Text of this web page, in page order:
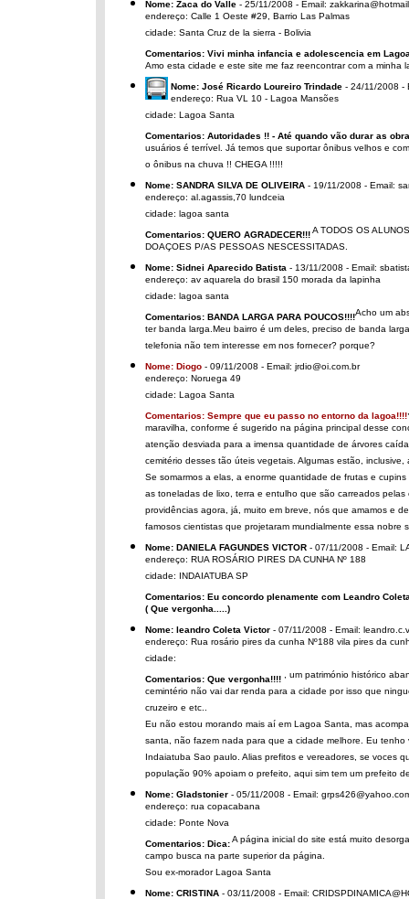
Nome: Zaca do Valle - 25/11/2008 - Email:
endereço: Calle 1 Oeste #29, Barrio Las Palmas
cidade: Santa Cruz de la sierra - Bolivia
Comentarios: Vivi minha infancia e adolescencia em
Amo esta cidade e este site me faz reencontrar com a
Nome: José Ricardo Loureiro Trindade - 24/11/2008 -
endereço: Rua VL 10 - Lagoa Mansões
cidade: Lagoa Santa
Comentarios: Autoridades !! - Até quando vão durar as
usuários é terrível. Já temos que suportar ônibus velhos e
o ônibus na chuva !! CHEGA !!!!!
Nome: SANDRA SILVA DE OLIVEIRA - 19/11/2008 - Email:
endereço: al.agassis,70 lundceia
cidade: lagoa santa
Comentarios: QUERO AGRADECER!!!A TODOS OS
DOAÇOES P/AS PESSOAS NESCESSITADAS.
Nome: Sidnei Aparecido Batista - 13/11/2008 - Email:
endereço: av aquarela do brasil 150 morada da lapinha
cidade: lagoa santa
Comentarios: BANDA LARGA PARA POUCOS!!!!Acho um
ter banda larga.Meu bairro é um deles, preciso de banda
telefonia não tem interesse em nos fornecer? porque?
Nome: Diogo - 09/11/2008 - Email: jrdio@oi.com.br
endereço: Noruega 49
cidade: Lagoa Santa
Comentarios: Sempre que eu passo no entorno da lagoa!!!!
maravilha, conforme é sugerido na página principal desse
atenção desviada para a imensa quantidade de árvores
cemitério desses tão úteis vegetais. Algumas estão,
Se somarmos a elas, a enorme quantidade de frutas e
as toneladas de lixo, terra e entulho que são carreados
providências agora, já, muito em breve, nós que amamos e
famosos cientistas que projetaram mundialmente essa nobre
Nome: DANIELA FAGUNDES VICTOR - 07/11/2008 - Email:
endereço: RUA ROSÁRIO PIRES DA CUNHA Nº 188
cidade: INDAIATUBA SP
Comentarios: Eu concordo plenamente com Leandro
( Que vergonha.....)
Nome: leandro Coleta Victor - 07/11/2008 - Email:
endereço: Rua rosário pires da cunha Nº188 vila pires da
cidade:
Comentarios: Que vergonha!!!! , um património histórico
cemintério não vai dar renda para a cidade por isso que
cruzeiro e etc..
Eu não estou morando mais aí em Lagoa Santa, mas
santa, não fazem nada para que a cidade melhore. Eu
Indaiatuba Sao paulo. Alias prefitos e vereadores, se voces
população 90% apoiam o prefeito, aqui sim tem um prefeito
Nome: Gladstonier - 05/11/2008 - Email:
endereço: rua copacabana
cidade: Ponte Nova
Comentarios: Dica:A página inicial do site está muito
campo busca na parte superior da página.
Sou ex-morador Lagoa Santa
Nome: CRISTINA - 03/11/2008 - Email: